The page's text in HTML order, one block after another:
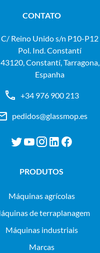
CONTATO
C/ Reino Unido s/n P10-P12
Pol. Ind. Constantí
43120, Constantí, Tarragona,
Espanha
+34 976 900 213
pedidos@glassmop.es
PRODUTOS
máquinas agrícolas
máquinas de terraplanagem
máquinas industriais
Marcas